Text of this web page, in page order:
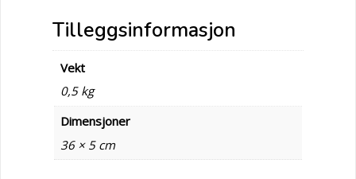
Tilleggsinformasjon
Vekt
0,5 kg
Dimensjoner
36 × 5 cm